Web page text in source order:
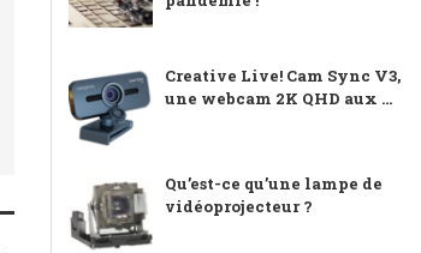
Creative Live! Cam Sync V3,
une webcam 2K QHD aux ...
Qu’est-ce qu’une lampe de
vidéoprojecteur ?